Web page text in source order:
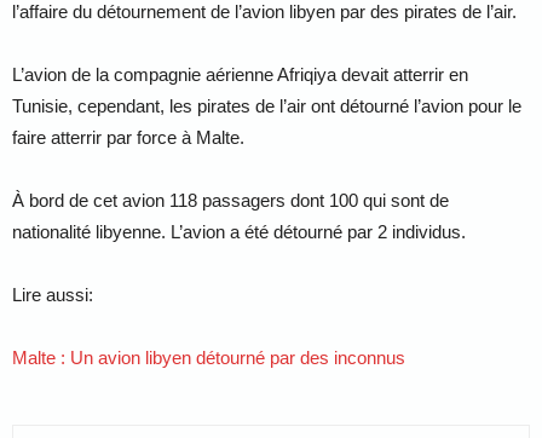
l’affaire du détournement de l’avion libyen par des pirates de l’air.
L’avion de la compagnie aérienne Afriqiya devait atterrir en
Tunisie, cependant, les pirates de l’air ont détourné l’avion pour le
faire atterrir par force à Malte.
À bord de cet avion 118 passagers dont 100 qui sont de
nationalité libyenne. L’avion a été détourné par 2 individus.
Lire aussi:
Malte : Un avion libyen détourné par des inconnus